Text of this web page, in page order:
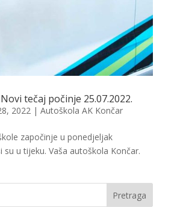
tečaj počinje 25.07.2022.
2022| Autoškola AK Končar
započinje u ponedjeljak
su u tijeku. Vaša autoškola Končar.
Pretraga